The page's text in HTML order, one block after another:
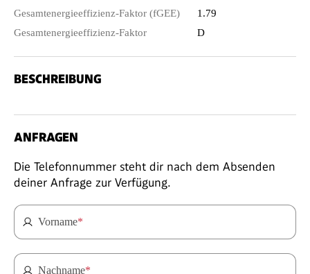
Gesamtenergieeffizienz-Faktor (fGEE)
1.79
Gesamtenergieeffizienz-Faktor
D
BESCHREIBUNG
ANFRAGEN
Die Telefonnummer steht dir nach dem Absenden
deiner Anfrage zur Verfügung.
Vorname*
Nachname*